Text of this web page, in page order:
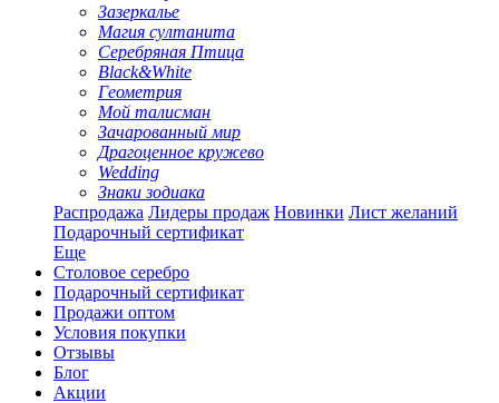
Зазеркалье
Магия султанита
Серебряная Птица
Black&White
Геометрия
Мой талисман
Зачарованный мир
Драгоценное кружево
Wedding
Знаки зодиака
Распродажа Лидеры продаж Новинки Лист желаний
Подарочный сертификат
Еще
Столовое серебро
Подарочный сертификат
Продажи оптом
Условия покупки
Отзывы
Блог
Акции